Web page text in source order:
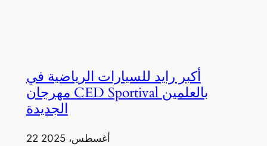
أكبر رايد للسيارات الرياضية في
مهرجان CED Sportival بالعلمين
الجديدة
22 أغسطس، 2025